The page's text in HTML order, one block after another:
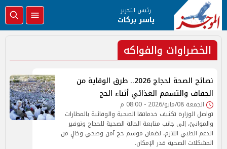
رئيس التحرير
ياسر بركات
الخضراوات والفواكه
نصائح الصحة لحجاج 2026.. طرق الوقاية من
الجفاف والتسمم الغذائي أثناء الحج
الجمعة 08/مايو/2026 - 08:00 م
تواصل الوزارة تكثيف خدماتها الصحية والوقائية بالمطارات
والموانئ، إلى جانب متابعة الحالة الصحية للحجاج وتوفير
الدعم الطبي اللازم، لضمان موسم حج آمن وصحي وخالٍ من
المشكلات الصحية قدر الإمكان.